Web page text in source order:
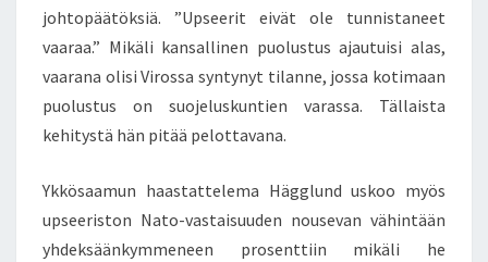
O
-
S
U
R
U
K
johtopäätöksiä. ”Upseerit eivät ole tunnistaneet
vaaraa.” Mikäli kansallinen puolustus ajautuisi alas,
vaarana olisi Virossa syntynyt tilanne, jossa kotimaan
puolustus on suojeluskuntien varassa. Tällaista
kehitystä hän pitää pelottavana.
Ykkösaamun haastattelema Hägglund uskoo myös
upseeriston Nato-vastaisuuden nousevan vähintään
yhdeksäänkymmeneen prosenttiin mikäli he